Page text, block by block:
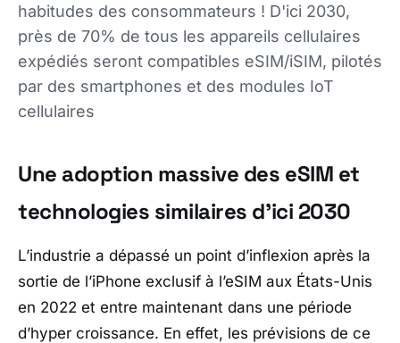
habitudes des consommateurs ! D'ici 2030,
près de 70% de tous les appareils cellulaires
expédiés seront compatibles eSIM/iSIM, pilotés
par des smartphones et des modules IoT
cellulaires
Une adoption massive des eSIM et
technologies similaires d’ici 2030
L’industrie a dépassé un point d’inflexion après la
sortie de l’iPhone exclusif à l’eSIM aux États-Unis
en 2022 et entre maintenant dans une période
d’hyper croissance. En effet, les prévisions de ce